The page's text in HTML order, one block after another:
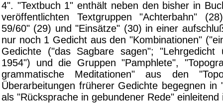
4". "Textbuch 1" enthält neben den bisher in
veröffentlichten Textgruppen "Achterbahn"
59/60" (29) und "Einsätze" (30) in einer
nur noch 1 Gedicht aus den "Kombinationen"
Gedichte ("das Sagbare sagen"; "Lehrgedicht
1954") und die Gruppen "Pamphlete",
grammatische Meditationen" aus den
Überarbeitungen früherer Gedichte begegnen in
als "Rücksprache in gebundener Rede" einleitend